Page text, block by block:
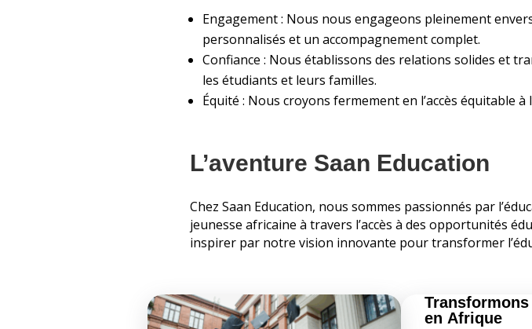
Engagement : Nous nous engageons pleinement
personnalisés et un accompagnement complet.
Confiance : Nous établissons des relations solides et
les étudiants et leurs familles.
Équité : Nous croyons fermement en l’accès équitable
L’aventure Saan Education
Chez Saan Education, nous sommes passionnés par
jeunesse africaine à travers l’accès à des opportunités
inspirer par notre vision innovante pour transformer
Transformons
en Afrique